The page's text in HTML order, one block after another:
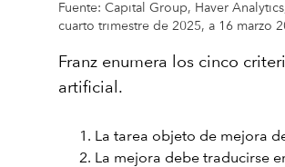
Fuente: Capital Group, Haver
cuarto trimestre de 2025, a 16 marzo
Franz enumera los cinco
artificial.
La tarea objeto de mejora
La mejora debe traducirse